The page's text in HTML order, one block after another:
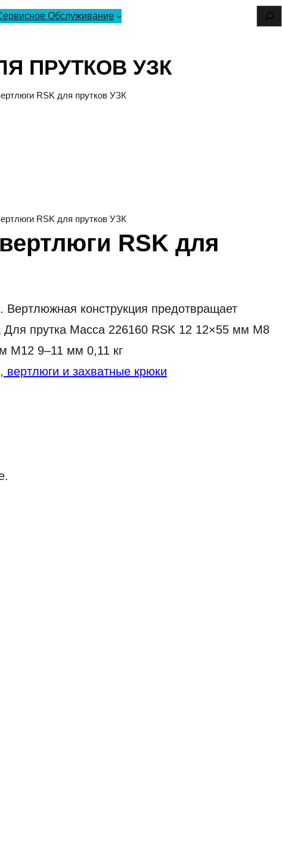
Обслуживание
ПРУТКОВ УЗК
RSK для прутков УЗК
RSK для прутков УЗК
RSK для
конструкция предотвращает
прутка Масса 226160 RSK 12 12×55 мм M8
M12 9–11 мм 0,11 кг
и захватные крюки